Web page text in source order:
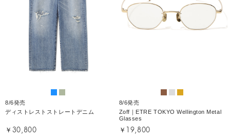
8/6発売
ディストレストストレートデニム
￥30,800
8/6発売
Zoff｜ETRE TOKYO Wellington Metal
Glasses
￥19,800